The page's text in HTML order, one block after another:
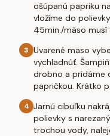
ošúpanú papriku
vložíme do
45min./mäso musí
3 Uvarené mäso
vychladnúť.
drobno a pridáme
papričkou. Krátko
4 Jarnú cibuľku
polievky s
trochou vody,